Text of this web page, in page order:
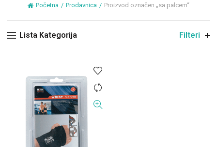
Početna Prodavnica Proizvod označen „sa palcem“
Lista Kategorija Filteri